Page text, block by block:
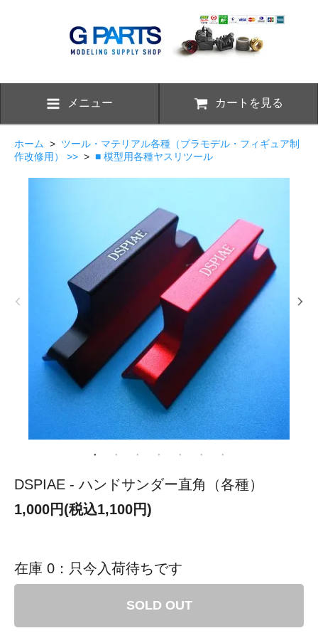
メニュー カートを見る
ホーム > ツール・マテリアル各種（プラモデル・フィギュア制
作改修用） >> > ■ 模型用各種ヤスリツール
DSPIAE - ハンドサンダー直角（各種）
1,000円(税込1,100円)
在庫 0：只今入荷待ちです
SOLD OUT